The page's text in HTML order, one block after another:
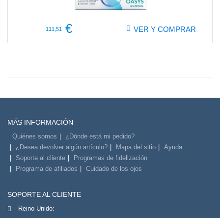
111,51 € VER Y COMPRAR
MÁS INFORMACIÓN
Quiénes somos
¿Dónde está mi pedido?
¿Desea devolver algún artículo?
Mapa del sitio
Ayuda
Soporte al cliente
Programas de fidelización
Programa de afiliados
Cuidado de los ojos
SOPORTE AL CLIENTE
Reino Unido: